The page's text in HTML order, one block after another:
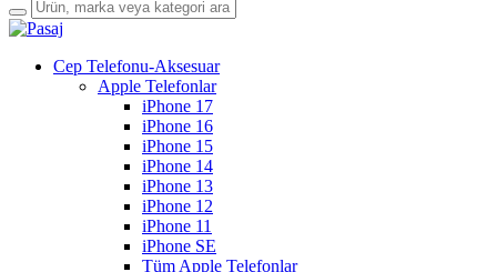
Cep Telefonu-Aksesuar
Apple Telefonlar
iPhone 17
iPhone 16
iPhone 15
iPhone 14
iPhone 13
iPhone 12
iPhone 11
iPhone SE
Tüm Apple Telefonlar